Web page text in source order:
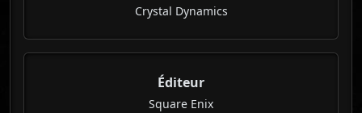
Crystal Dynamics
Éditeur
Square Enix